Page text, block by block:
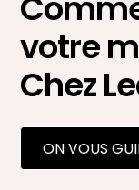
votre
Chez
ON VOUS